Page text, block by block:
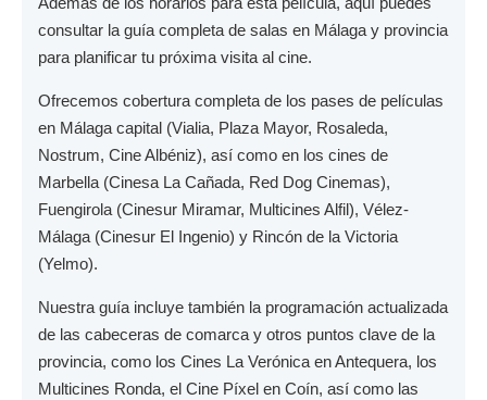
consultar la guía completa de salas en Málaga y provincia
para planificar tu próxima visita al cine.
Ofrecemos cobertura completa de los pases de películas
en Málaga capital (Vialia, Plaza Mayor, Rosaleda,
Nostrum, Cine Albéniz), así como en los cines de
Marbella (Cinesa La Cañada, Red Dog Cinemas),
Fuengirola (Cinesur Miramar, Multicines Alfil), Vélez-
Málaga (Cinesur El Ingenio) y Rincón de la Victoria
(Yelmo).
Nuestra guía incluye también la programación actualizada
de las cabeceras de comarca y otros puntos clave de la
provincia, como los Cines La Verónica en Antequera, los
Multicines Ronda, el Cine Píxel en Coín, así como las